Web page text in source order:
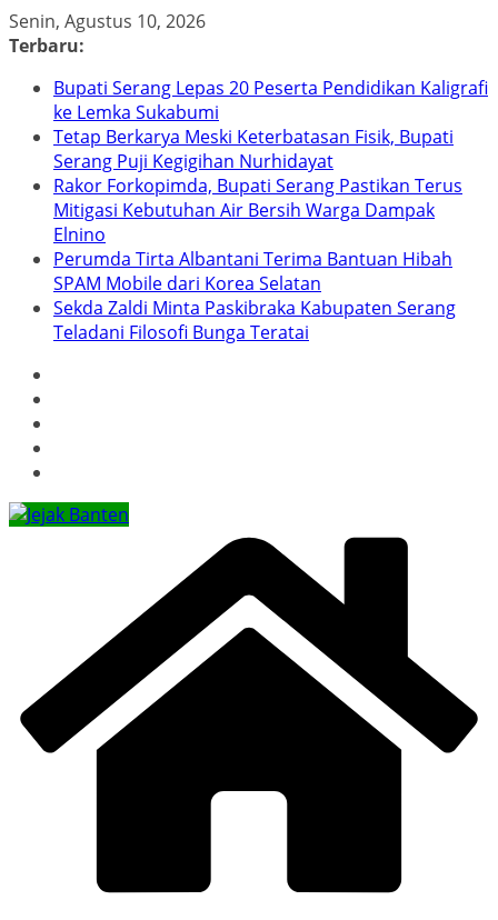
Skip
to
Senin, Agustus 10, 2026
Terbaru:
Bupati Serang Lepas 20 Peserta Pendidikan Kaligrafi
ke Lemka Sukabumi
Tetap Berkarya Meski Keterbatasan Fisik, Bupati
Serang Puji Kegigihan Nurhidayat
Rakor Forkopimda, Bupati Serang Pastikan Terus
Mitigasi Kebutuhan Air Bersih Warga Dampak
Elnino
Perumda Tirta Albantani Terima Bantuan Hibah
SPAM Mobile dari Korea Selatan
Sekda Zaldi Minta Paskibraka Kabupaten Serang
Teladani Filosofi Bunga Teratai